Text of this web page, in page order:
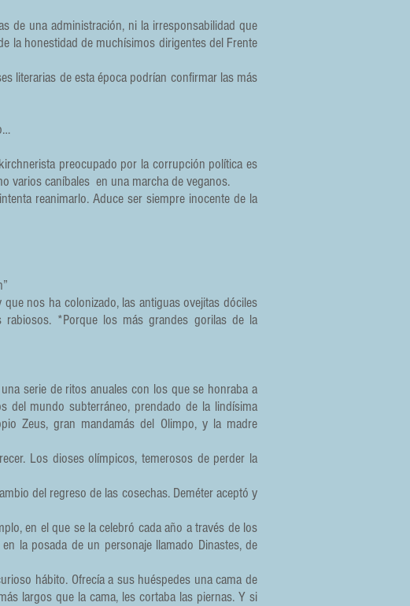
de una administración, ni la irresponsabilidad que
la honestidad de muchísimos dirigentes del Frente
literarias de esta época podrían confirmar las más
preocupado por la corrupción política es
varios caníbales en una marcha de veganos.
reanimarlo. Aduce ser siempre inocente de la
nos ha colonizado, las antiguas ovejitas dóciles
*Porque los más grandes gorilas de la
serie de ritos anuales con los que se honraba a
del mundo subterráneo, prendado de la lindísima
Zeus, gran mandamás del Olimpo, y la madre
Los dioses olímpicos, temerosos de perder la
del regreso de las cosechas. Deméter aceptó y
en el que se la celebró cada año a través de los
la posada de un personaje llamado Dinastes, de
hábito. Ofrecía a sus huéspedes una cama de
largos que la cama, les cortaba las piernas. Y si